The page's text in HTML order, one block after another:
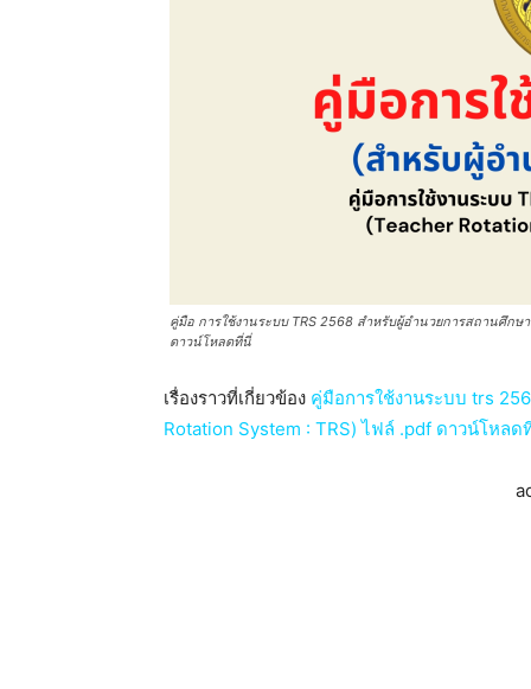
คู่มือ การใช้งานระบบ TRS 2568 สำหรับผู้อำนวยการสถานศึกษ
ดาวน์โหลดที่นี่
เรื่องราวที่เกี่ยวข้อง คู่มือการใช้งานระบบ trs
Rotation System : TRS) ไฟล์ .pdf ดาวน์โหลด